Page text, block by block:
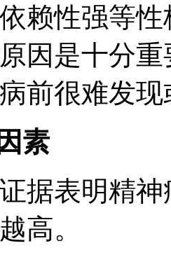
赖性强等
因是十分
前很难发
素
表明精神
高。